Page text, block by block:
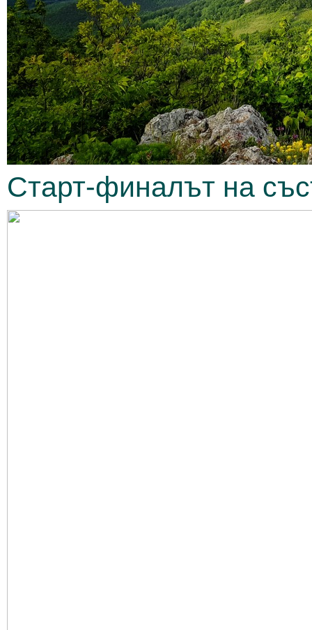
Старт-финалът на